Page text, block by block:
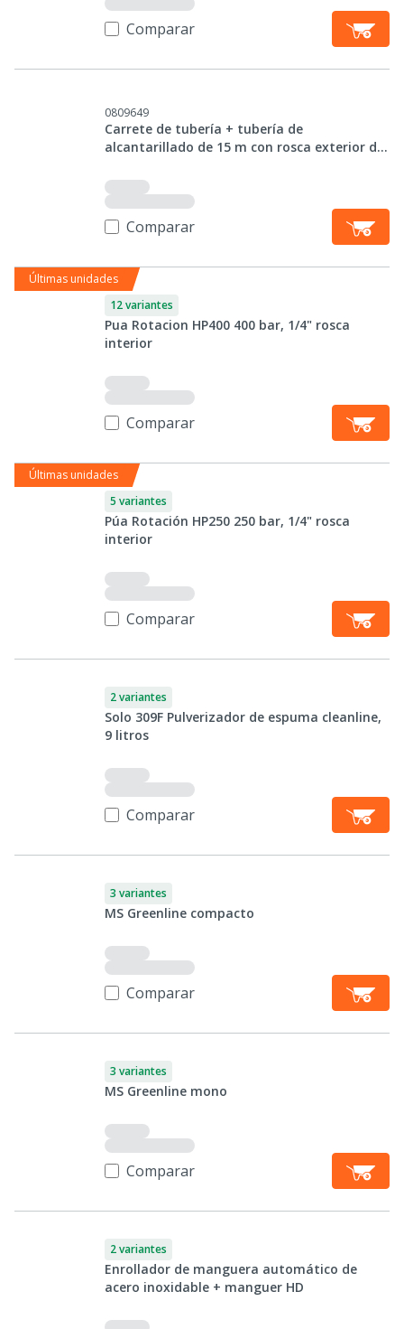
Comparar
0809649
Carrete de tubería + tubería de
alcantarillado de 15 m con rosca exterior de
Comparar
Últimas unidades
12 variantes
Pua Rotacion HP400 400 bar, 1/4" rosca
interior
Comparar
Últimas unidades
5 variantes
Púa Rotación HP250 250 bar, 1/4" rosca
interior
Comparar
2 variantes
Solo 309F Pulverizador de espuma cleanline,
9 litros
Comparar
3 variantes
MS Greenline compacto
Comparar
3 variantes
MS Greenline mono
Comparar
2 variantes
Enrollador de manguera automático de
acero inoxidable + manguer HD